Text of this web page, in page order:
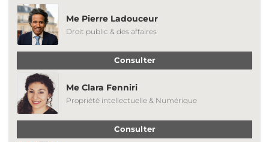
Me Pierre Ladouceur
Droit public & des affaires
Consulter
Me Clara Fenniri
Propriété intellectuelle & Numérique
Consulter